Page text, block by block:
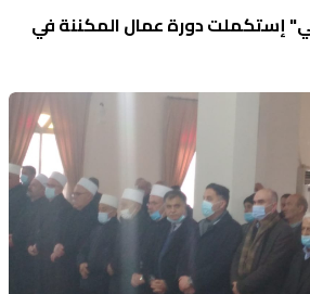
إستكملت دورة عمال المكننة في